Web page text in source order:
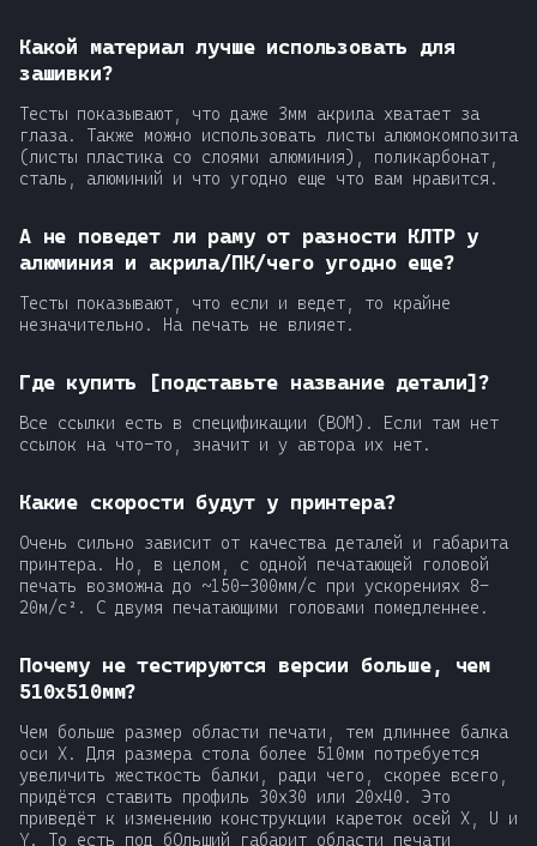
Какой материал лучше использовать для
зашивки?
Тесты показывают, что даже 3мм акрила хватает за
глаза. Также можно использовать листы алюмокомпозита
(листы пластика со слоями алюминия), поликарбонат,
сталь, алюминий и что угодно еще что вам нравится.
А не поведет ли раму от разности КЛТР у
алюминия и акрила/ПК/чего угодно еще?
Тесты показывают, что если и ведет, то крайне
незначительно. На печать не влияет.
Где купить [подставьте название детали]?
Все ссылки есть в спецификации (BOM). Если там нет
ссылок на что-то, значит и у автора их нет.
Какие скорости будут у принтера?
Очень сильно зависит от качества деталей и габарита
принтера. Но, в целом, с одной печатающей головой
печать возможна до ~150-300мм/с при ускорениях 8-
20м/с². С двумя печатающими головами помедленнее.
Почему не тестируются версии больше, чем
510x510мм?
Чем больше размер области печати, тем длиннее балка
оси X. Для размера стола более 510мм потребуется
увеличить жесткость балки, ради чего, скорее всего,
придётся ставить профиль 30x30 или 20x40. Это
приведёт к изменению конструкции кареток осей X, U и
Y. То есть под бОльший габарит области печати